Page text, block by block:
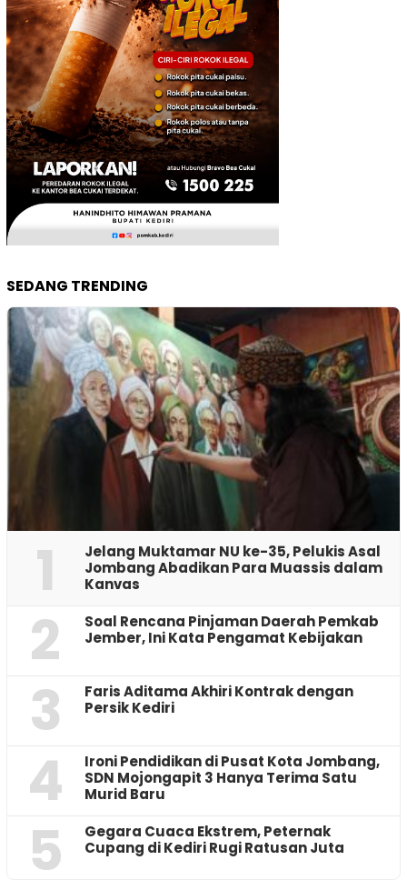
SEDANG TRENDING
1
Jelang Muktamar NU ke-35, Pelukis Asal
Jombang Abadikan Para Muassis dalam
Kanvas
2
‎Soal Rencana Pinjaman Daerah Pemkab
Jember, Ini Kata Pengamat Kebijakan ‎
3
Faris Aditama Akhiri Kontrak dengan
Persik Kediri
4
Ironi Pendidikan di Pusat Kota Jombang,
SDN Mojongapit 3 Hanya Terima Satu
Murid Baru
5
‎Gegara Cuaca Ekstrem, Peternak
Cupang di Kediri Rugi Ratusan Juta